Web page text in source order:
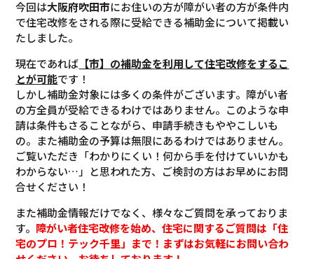
今回は大阪府吹田市にお住いの方が障がい者の方が条件内
で住宅改修をされる際に受給できる補助金について掲載い
たしました。
現在であれば 【市】の補助金を利用して住宅改修をするこ
とが可能です！
しかし補助金対象には多くの条件がございます。障がい者
の方全員が受給できるわけではありません。このような申
請は条件もさることながら、申請手続きもややこしいも
の。また補助金の予算は無限にあるわけではありません。
ご覧いただき「わかりにくい！何から手を付けていいかも
わからない…」と思われた方、ご検討の方はお早めにお問
合せください！
また補助金情報だけでなく、様々なご質問を承っておりま
す。 障がい者住宅改修を始め、住宅に関するご質問は「住
宅のプロ！テック千里」まで！まずはお気軽にお問い合わ